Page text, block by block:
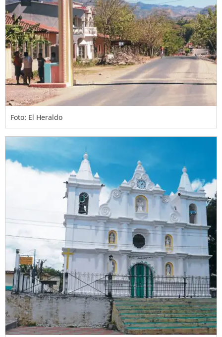
Foto: El Heraldo